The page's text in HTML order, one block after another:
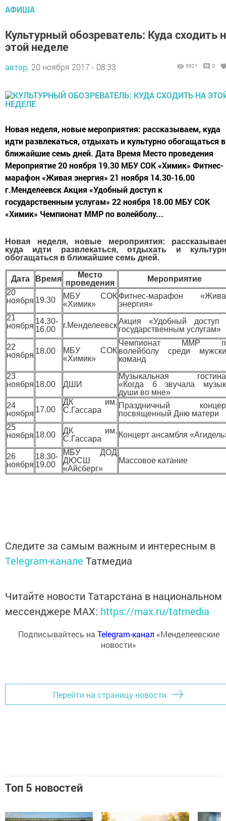
АФИША
Культурный обозреватель: Куда сходить
этой неделе
автор, 20 ноября 2017 - 08:33 3621 0
Новая неделя, новые мероприятия: рассказываем, куда
идти развлекаться, отдыхать и культурно обогащаться в
ближайшие семь дней. Дата Время Место проведения
Мероприятие 20 ноября 19.30 МБУ СОК «Химик» Фитнес-
марафон «Живая энергия» 21 ноября 14.30-16.00
г.Менделеевск Акция «Удобный доступ к
государственным услугам» 22 ноября 18.00 МБУ СОК
«Химик» Чемпионат ММР по волейболу...
Новая неделя, новые мероприятия:
куда идти развлекаться, отдыхать и
обогащаться в ближайшие семь дней.
Дата Время
Место
проведения
Мероприятие
20
ноября 19.30
МБУ СОК
«Химик»
Фитнес-марафон
энергия»
21
ноября
14.30-
16.00
г.МенделеевскАкция «Удобный доступ
государственным услугам»
22
ноября 18.00
МБУ СОК
«Химик»
Чемпионат ММР
волейболу среди
команд
23
ноября 18.00 ДШИ
Музыкальная
«Когда б звучала
души во мне»
24
ноября 17.00
ДК им.
С.Гассара
Праздничный
посвященный Дню матери
25
ноября 18.00
ДК им.
С.Гассара
Концерт ансамбля
26
ноября
18.30-
19.00
МБУ ДОД
ДЮСШ
«Айсберг»
Массовое катание
Следите за самым важным и интересным в
Telegram-канале Татмедиа
Читайте новости Татарстана в национальном
мессенджере MАХ: https://max.ru/tatmedia
Подписывайтесь на Telegram-канал «Менделеевские
новости»
Перейти на страницу новости
Топ 5 новостей